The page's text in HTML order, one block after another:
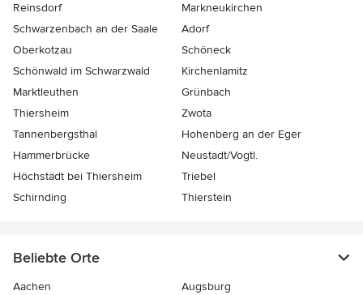
Reinsdorf
Markneukirchen
Schwarzenbach an der Saale
Adorf
Oberkotzau
Schöneck
Schönwald im Schwarzwald
Kirchenlamitz
Marktleuthen
Grünbach
Thiersheim
Zwota
Tannenbergsthal
Hohenberg an der Eger
Hammerbrücke
Neustadt/Vogtl.
Höchstädt bei Thiersheim
Triebel
Schirnding
Thierstein
Beliebte Orte
Aachen
Augsburg